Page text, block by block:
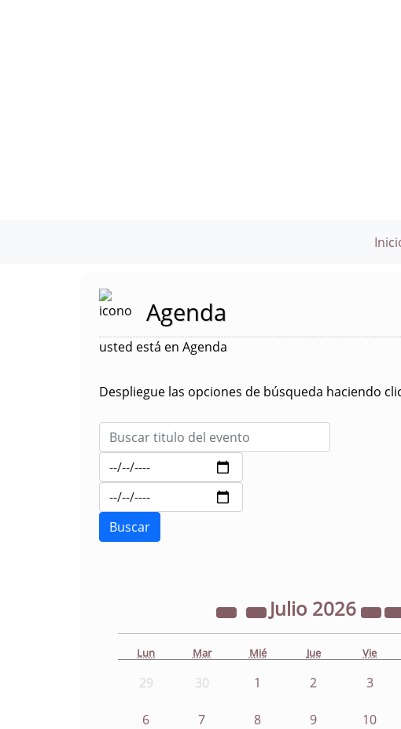
Agenda
usted está en Agenda
Despliegue las opciones de búsqueda haciendo
Julio 2026
Lun Mar Mié Jue Vie
29 30 1 2 3
6 7 8 9 10